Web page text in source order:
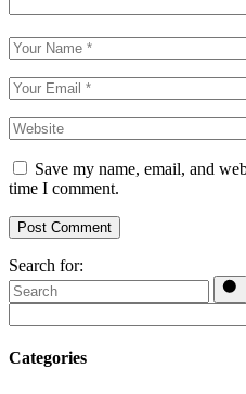
Save my name, email, and
time I comment.
Post Comment
Search for:
Categories